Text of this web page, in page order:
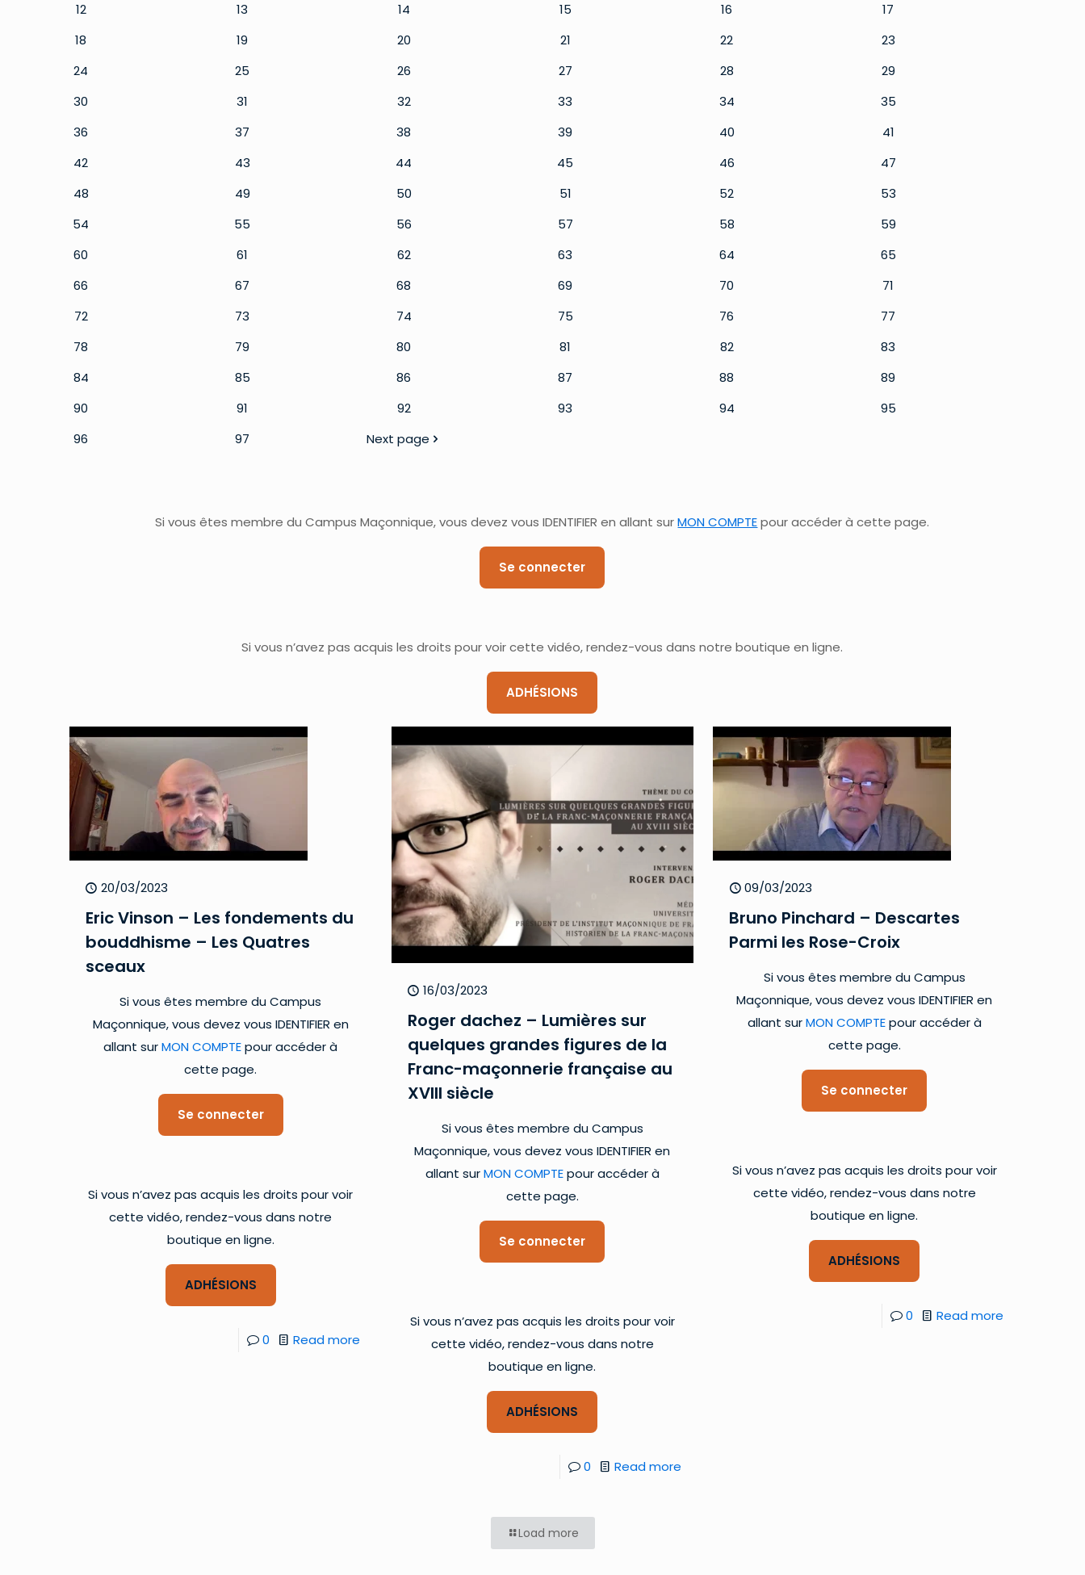
12
13 14 15 16
17
18
19 20 21 22
23
24
25 26 27 28
29
30
31 32 33 34
35
36
37 38 39 40
41
42
43 44 45 46
47
48
49 50 51 52
53
54
55 56 57 58
59
60
61 62 63 64
65
66
67 68 69 70
71
72
73 74 75 76
77
78
79 80 81 82
83
84
85 86 87 88
89
90
91 92 93 94
95
96
97 Next page
Si vous êtes membre du Campus Maçonnique, vous devez vous IDENTIFIER en allant surMON COMPTEpour accéder à cette page.
Se connecter
Si vous n’avez pas acquis les droits pour voir cette vidéo, rendez-vous dans notre boutique en ligne.
ADHÉSIONS
20/03/2023
Eric Vinson – Les fondements du
bouddhisme – Les Quatres
sceaux
Si vous êtes membre du Campus
Maçonnique, vous devez vous IDENTIFIER en
allant surMON COMPTEpour accéder à
cette page.
Se connecter
Si vous n’avez pas acquis les droits pour voir
cette vidéo, rendez-vous dans notre
boutique en ligne.
ADHÉSIONS
0 Read more
16/03/2023
Roger dachez – Lumières sur
quelques grandes figures de la
Franc-maçonnerie française au
XVIII siècle
Si vous êtes membre du Campus
Maçonnique, vous devez vous IDENTIFIER en
allant surMON COMPTEpour accéder à
cette page.
Se connecter
Si vous n’avez pas acquis les droits pour voir
cette vidéo, rendez-vous dans notre
boutique en ligne.
ADHÉSIONS
0 Read more
09/03/2023
Bruno Pinchard – Descartes
Parmi les Rose-Croix
Si vous êtes membre du Campus
Maçonnique, vous devez vous IDENTIFIER en
allant surMON COMPTEpour accéder à
cette page.
Se connecter
Si vous n’avez pas acquis les droits pour voir
cette vidéo, rendez-vous dans notre
boutique en ligne.
ADHÉSIONS
0 Read more
Load more